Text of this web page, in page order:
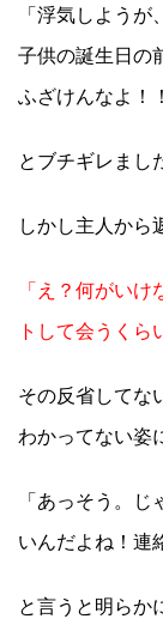
「浮気しよう
子供の誕生日の
ふざけんなよ！
とブチギレまし
しかし主人から
「え？何がい
トして会うくら
その反省してな
わかってない姿
「あっそう。
いんだよね！連
と言うと明らか